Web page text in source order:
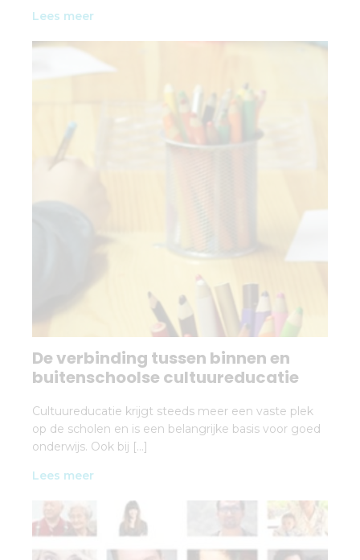
Lees meer
De verbinding tussen binnen en
buitenschoolse cultuureducatie
Cultuureducatie krijgt steeds meer een vaste plek
op de scholen en is een belangrijke basis voor goed
onderwijs. Ook bij […]
Lees meer